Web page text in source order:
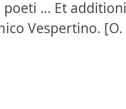
... Et additioni
Vespertino. [O.